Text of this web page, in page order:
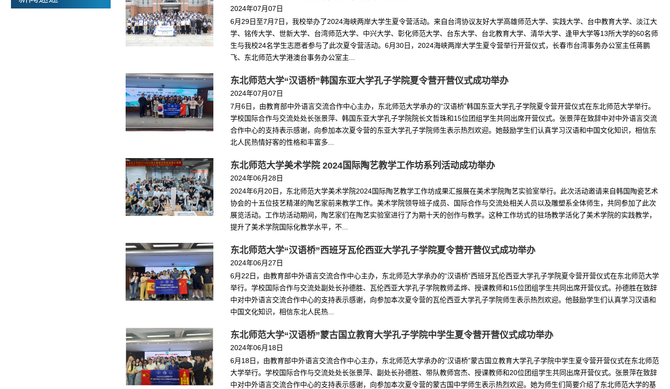
2024年07月07日
6月29日至7月7日，我校举办了2024海峡两岸大学生夏令营活动。来自台湾协议友好大学高雄师范大学、实践大学、台中教育大学、淡江大
学、铭传大学、世新大学、台湾师范大学、中兴大学、彰化师范大学、台东大学、台北教育大学、清华大学、逢甲大学等13所大学的60名师
生与我校24名学生志愿者参与了此次夏令营活动。6月30日，2024海峡两岸大学生夏令营举行开营仪式，长春市台湾事务办公室主任蒋鹏
飞、东北师范大学港澳台事务办公室主...
东北师范大学“汉语桥”韩国东亚大学孔子学院夏令营开营仪式成功举办
2024年07月07日
7月6日，由教育部中外语言交流合作中心主办，东北师范大学承办的“汉语桥”韩国东亚大学孔子学院夏令营开营仪式在东北师范大学举行。
学校国际合作与交流处处长张景萍、韩国东亚大学孔子学院院长文哲珠和15位团组学生共同出席开营仪式。张景萍在致辞中对中外语言交流
合作中心的支持表示感谢，向参加本次夏令营的东亚大学孔子学院师生表示热烈欢迎。她鼓励学生们认真学习汉语和中国文化知识，相信东
北人民热情好客的性格和丰富多...
东北师范大学美术学院 2024国际陶艺教学工作坊系列活动成功举办
2024年06月28日
2024年6月20日，东北师范大学美术学院2024国际陶艺教学工作坊成果汇报展在美术学院陶艺实验室举行。此次活动邀请来自韩国陶瓷艺术
协会的十五位技艺精湛的陶艺家前来教学工作。美术学院领导班子成员、国际合作与交流处相关人员以及雕塑系全体师生，共同参加了此次
展览活动。工作坊活动期间，陶艺家们在陶艺实验室进行了为期十天的创作与教学。这种工作坊式的驻场教学活化了美术学院的实践教学，
提升了美术学院国际化教学水平，不...
东北师范大学“汉语桥”西班牙瓦伦西亚大学孔子学院夏令营开营仪式成功举办
2024年06月27日
6月22日，由教育部中外语言交流合作中心主办，东北师范大学承办的“汉语桥”西班牙瓦伦西亚大学孔子学院夏令营开营仪式在东北师范大学
举行。学校国际合作与交流处副处长孙德胜、瓦伦西亚大学孔子学院教师孟烨、授课教师和15位团组学生共同出席开营仪式。孙德胜在致辞
中对中外语言交流合作中心的支持表示感谢，向参加本次夏令营的瓦伦西亚大学孔子学院师生表示热烈欢迎。他鼓励学生们认真学习汉语和
中国文化知识，相信东北人民热...
东北师范大学“汉语桥”蒙古国立教育大学孔子学院中学生夏令营开营仪式成功举办
2024年06月18日
6月18日，由教育部中外语言交流合作中心主办，东北师范大学承办的“汉语桥”蒙古国立教育大学孔子学院中学生夏令营开营仪式在东北师范
大学举行。学校国际合作与交流处处长张景萍、副处长孙德胜、带队教师宫杰、授课教师和20位团组学生共同出席开营仪式。张景萍在致辞
中对中外语言交流合作中心的支持表示感谢，向参加本次夏令营的蒙古国中学师生表示热烈欢迎。她为师生们简要介绍了东北师范大学的基